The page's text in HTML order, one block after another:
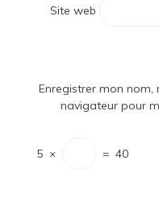
Site web
Enregistrer mon
navigateur pour
5 × = 40